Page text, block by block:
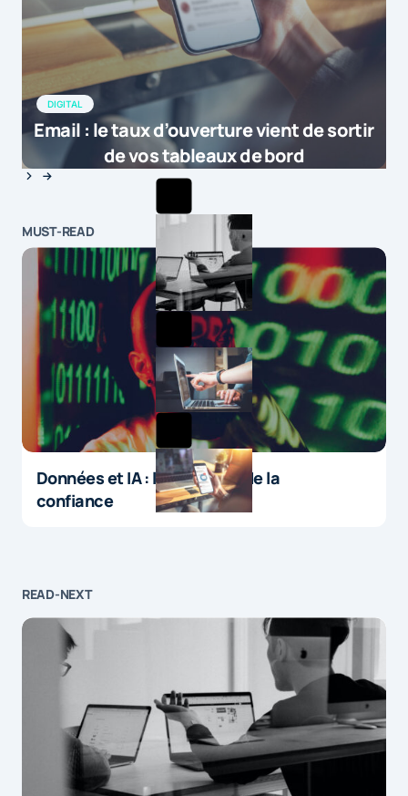
DIGITAL
Email : le taux d’ouverture vient de sortir
de vos tableaux de bord
MUST-READ
Données et IA : le paradoxe de la
confiance
READ-NEXT